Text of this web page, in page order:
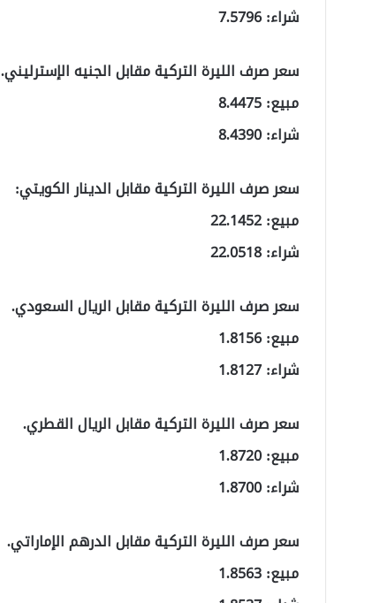
شراء: 7.5796
سعر صرف الليرة التركية مقابل الجنيه الإسترليني.
مبيع: 8.4475
شراء: 8.4390
سعر صرف الليرة التركية مقابل الدينار الكويتي:
مبيع: 22.1452
شراء: 22.0518
سعر صرف الليرة التركية مقابل الريال السعودي.
مبيع: 1.8156
شراء: 1.8127
سعر صرف الليرة التركية مقابل الريال القطري.
مبيع: 1.8720
شراء: 1.8700
سعر صرف الليرة التركية مقابل الدرهم الإماراتي.
مبيع: 1.8563